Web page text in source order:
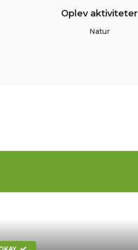
Oplev aktiviteter
Natur